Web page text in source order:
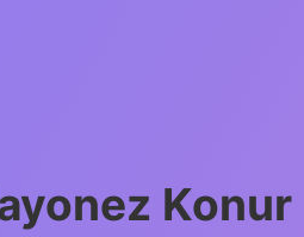
Konur